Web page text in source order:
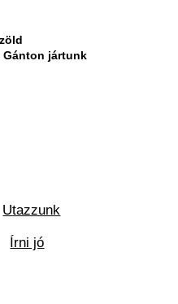
Gánton jártunk
Utazzunk
Írni jó